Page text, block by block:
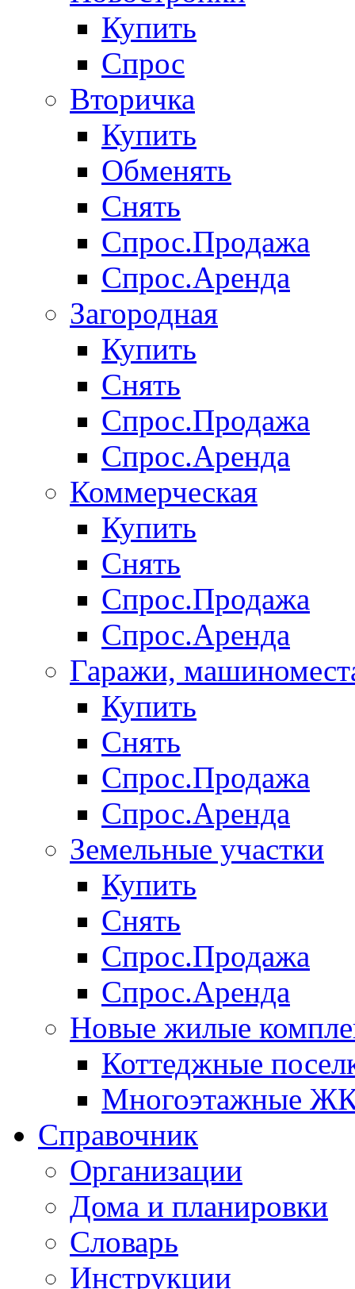
Купить
Спрос
Вторичка
Купить
Обменять
Снять
Спрос.Продажа
Спрос.Аренда
Загородная
Купить
Снять
Спрос.Продажа
Спрос.Аренда
Коммерческая
Купить
Снять
Спрос.Продажа
Спрос.Аренда
Гаражи,
Купить
Снять
Спрос.Продажа
Спрос.Аренда
Земельные участки
Купить
Снять
Спрос.Продажа
Спрос.Аренда
Новые жилые
Коттеджные
Многоэтажные
Справочник
Организации
Дома и планировки
Словарь
Инструкции